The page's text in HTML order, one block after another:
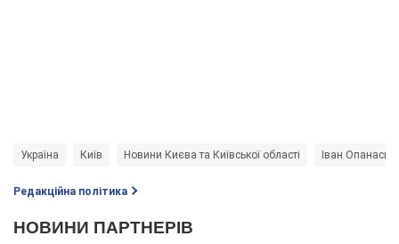
Україна Київ Новини Києва та Київської області Іван Опанасюк
Редакційна політика